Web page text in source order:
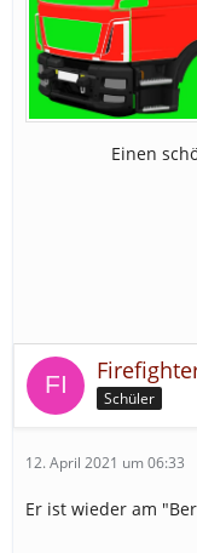
Einen
Schüler
12. April 2021 um 06:33
Er ist wieder am